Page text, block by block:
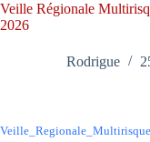
Veille Régionale
2026
Rodrigue